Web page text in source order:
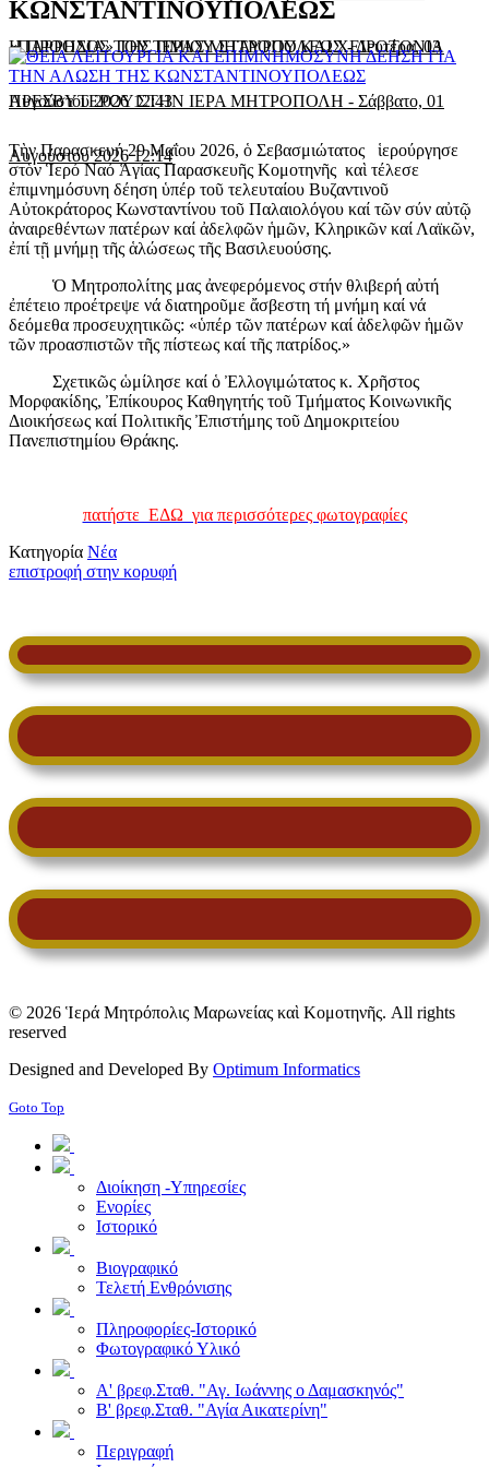
«ΠΑΡΡΗΣΙΑ» ΤΗΣ ΙΕΡΑΣ ΜΗΤΡΟΠΟΛΕΩΣ-Δευτέρα, 03
Αυγούστου 2026 12:43
Η ΠΡΟΟΔΟΣ ΤΟΥ ΤΙΜΙΟΥ ΣΤΑΥΡΟΥ ΚΑΙ ΧΕΙΡΟΤΟΝΙΑ
ΠΡΕΣΒΥΤΕΡΟΥ ΣΤΗΝ ΙΕΡΑ ΜΗΤΡΟΠΟΛΗ - Σάββατο, 01
Αυγούστου 2026 12:14
ΚΩΝΣΤΑΝΤΙΝΟΥΠΟΛΕΩΣ
Τὴν Παρασκευή 29 Μαΐου 2026, ὁ Σεβασμιώτατος ἱερούργησε
στὸν Ἱερό Ναό Ἁγίας Παρασκευῆς Κομοτηνῆς καὶ τέλεσε
ἐπιμνημόσυνη δέηση ὑπέρ τοῦ τελευταίου Βυζαντινοῦ
Αὐτοκράτορος Κωνσταντίνου τοῦ Παλαιολόγου καί τῶν σύν αὐτῷ
ἀναιρεθέντων πατέρων καί ἀδελφῶν ἡμῶν, Κληρικῶν καί Λαϊκῶν,
ἐπί τῇ μνήμῃ τῆς ἁλώσεως τῆς Βασιλευούσης.
Ὁ Μητροπολίτης μας ἀνεφερόμενος στήν θλιβερή αὐτή
ἐπέτειο προέτρεψε νά διατηροῦμε ἄσβεστη τή μνήμη καί νά
δεόμεθα προσευχητικῶς: «ὑπέρ τῶν πατέρων καί ἀδελφῶν ἡμῶν
τῶν προασπιστῶν τῆς πίστεως καί τῆς πατρίδος.»
Σχετικῶς ὡμίλησε καί ὁ Ἐλλογιμώτατος κ. Χρῆστος
Μορφακίδης, Ἐπίκουρος Καθηγητής τοῦ Τμήματος Κοινωνικῆς
Διοικήσεως καί Πολιτικῆς Ἐπιστήμης τοῦ Δημοκριτείου
Πανεπιστημίου Θράκης.
πατήστε ΕΔΩ για περισσότερες φωτογραφίες
Κατηγορία Νέα
επιστροφή στην κορυφή
© 2026 Ἱερά Μητρόπολις Μαρωνείας καὶ Κομοτηνῆς. All rights
reserved
Designed and Developed By Optimum Informatics
Goto Top
Διοίκηση -Υπηρεσίες
Ενορίες
Ιστορικό
Βιογραφικό
Τελετή Ενθρόνισης
Πληροφορίες-Ιστορικό
Φωτογραφικό Υλικό
Α' βρεφ.Σταθ. "Αγ. Ιωάννης ο Δαμασκηνός"
Β' βρεφ.Σταθ. "Αγία Αικατερίνη"
Περιγραφή